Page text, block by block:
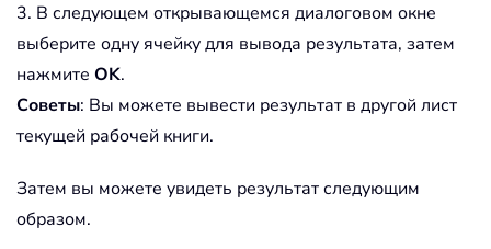
3. В следующем открывающемся диалоговом окне
выберите одну ячейку для вывода результата, затем
нажмите OK.
Советы: Вы можете вывести результат в другой лист
текущей рабочей книги.
Затем вы можете увидеть результат следующим
образом.